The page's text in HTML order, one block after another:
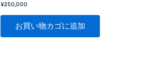
¥250,000
お買い物カゴに追加